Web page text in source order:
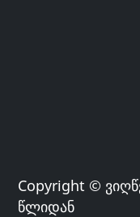
Copyright ©
წლიდან